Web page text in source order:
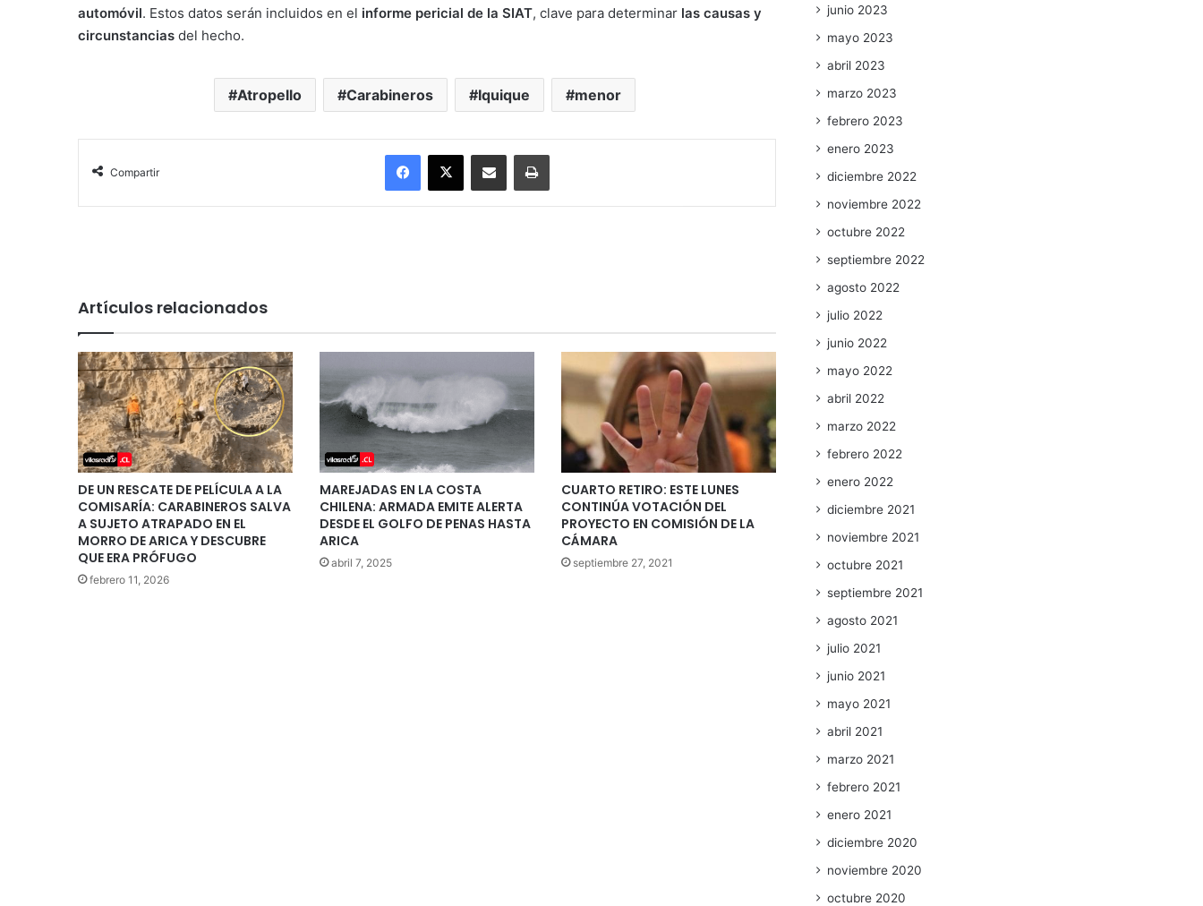
automóvil. Estos datos serán incluidos en el informe pericial de la SIAT, clave para determinar las causas y
circunstancias del hecho.
Atropello Carabineros Iquique menor
Compartir
Facebook
X Enviar vía email Imprimir
Artículos relacionados
DE UN RESCATE DE PELÍCULA A LA
COMISARÍA: CARABINEROS SALVA
A SUJETO ATRAPADO EN EL
MORRO DE ARICA Y DESCUBRE
QUE ERA PRÓFUGO
febrero 11, 2026
MAREJADAS EN LA COSTA
CHILENA: ARMADA EMITE ALERTA
DESDE EL GOLFO DE PENAS HASTA
ARICA
abril 7, 2025
CUARTO RETIRO: ESTE LUNES
CONTINÚA VOTACIÓN DEL
PROYECTO EN COMISIÓN DE LA
CÁMARA
septiembre 27, 2021
junio 2023
mayo 2023
abril 2023
marzo 2023
febrero 2023
enero 2023
diciembre 2022
noviembre 2022
octubre 2022
septiembre 2022
agosto 2022
julio 2022
junio 2022
mayo 2022
abril 2022
marzo 2022
febrero 2022
enero 2022
diciembre 2021
noviembre 2021
octubre 2021
septiembre 2021
agosto 2021
julio 2021
junio 2021
mayo 2021
abril 2021
marzo 2021
febrero 2021
enero 2021
diciembre 2020
noviembre 2020
octubre 2020